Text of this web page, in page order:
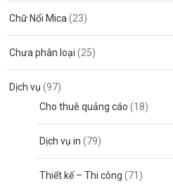
Chữ Nổi Mica (23)
Chưa phân loại (25)
Dịch vụ (97)
Cho thuê quảng cáo (18)
Dịch vụ in (79)
Thiết kế – Thi công (71)